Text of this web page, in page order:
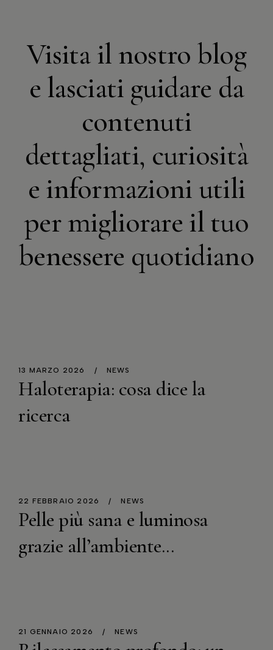
Visita il nostro blog
e lasciati guidare da
contenuti
dettagliati, curiosità
e informazioni utili
per migliorare il tuo
benessere quotidiano
13 MARZO 2026 NEWS
Haloterapia: cosa dice la
ricerca
22 FEBBRAIO 2026 NEWS
Pelle più sana e luminosa
grazie all’ambiente...
21 GENNAIO 2026 NEWS